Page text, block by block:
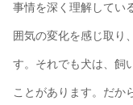
事情を深く理解してい
囲気の変化を感じ取り
す。それでも犬は、飼
ことがあります。だか